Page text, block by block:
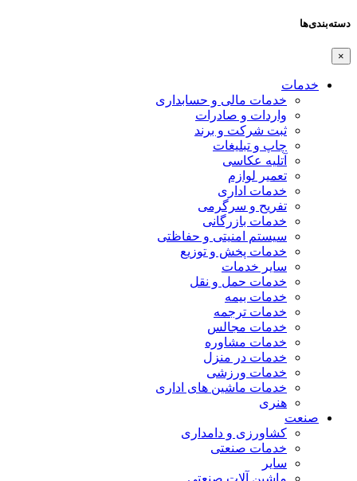
دسته‌بندی‌ها
×
خدمات
خدمات مالی و حسابداری
واردات و صادرات
ثبت شرکت و برند
چاپ و تبلیغات
آتلیه عکاسی
تعمیر لوازم
خدمات اداری
تفریح و سرگرمی
خدمات بازرگانی
سیستم امنیتی و حفاظتی
خدمات پخش و توزیع
سایر خدمات
خدمات حمل و نقل
خدمات بیمه
خدمات ترجمه
خدمات مجالس
خدمات مشاوره
خدمات در منزل
خدمات ورزشی
خدمات ماشین های اداری
هنری
صنعت
کشاورزی و دامداری
خدمات صنعتی
سایر